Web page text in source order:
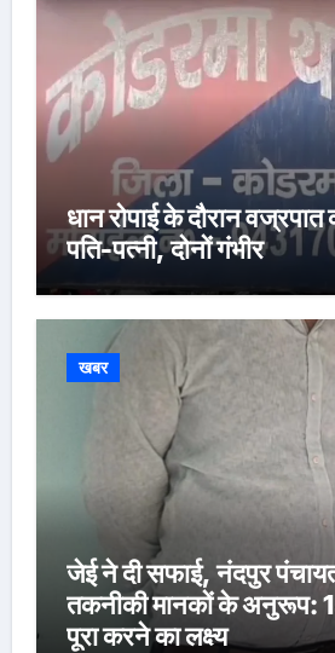
धान रोपाई के दौरान
पति-पत्नी, दोनों गंभीर
खबर
जेई ने दी सफाई, नंदपुर
तकनीकी मानकों के अनुरूप:
पूरा करने का लक्ष्य